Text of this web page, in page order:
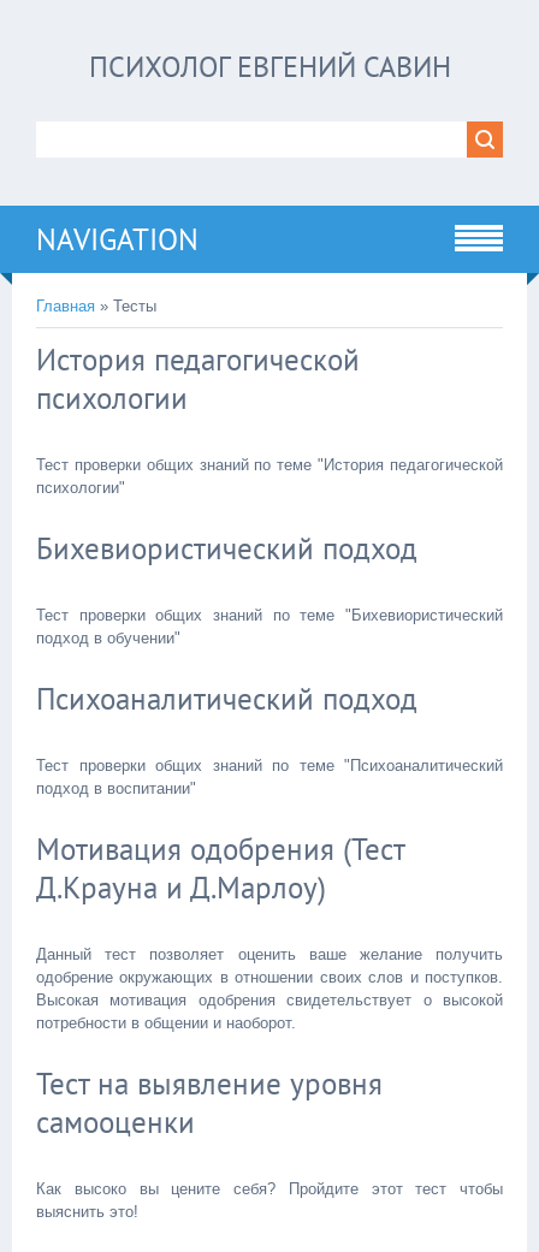
ПСИХОЛОГ ЕВГЕНИЙ САВИН
NAVIGATION
Главная » Тесты
История педагогической
психологии
Тест проверки общих знаний по теме "История педагогической
психологии"
Бихевиористический подход
Тест проверки общих знаний по теме "Бихевиористический
подход в обучении"
Психоаналитический подход
Тест проверки общих знаний по теме "Психоаналитический
подход в воспитании"
Мотивация одобрения (Тест
Д.Крауна и Д.Марлоу)
Данный тест позволяет оценить ваше желание получить
одобрение окружающих в отношении своих слов и поступков.
Высокая мотивация одобрения свидетельствует о высокой
потребности в общении и наоборот.
Тест на выявление уровня
самооценки
Как высоко вы цените себя? Пройдите этот тест чтобы
выяснить это!